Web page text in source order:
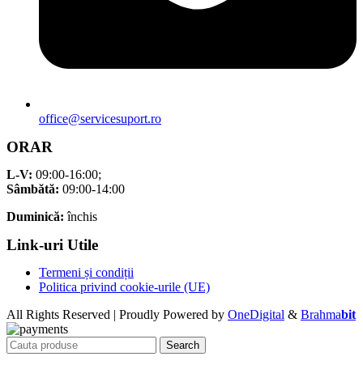
office@servicesuport.ro
ORAR
L-V: 09:00-16:00;
Sâmbătă: 09:00-14:00
Duminică: închis
Link-uri Utile
Termeni și condiții
Politica privind cookie-urile (UE)
All Rights Reserved | Proudly Powered by OneDigital & Brahmabit
Search